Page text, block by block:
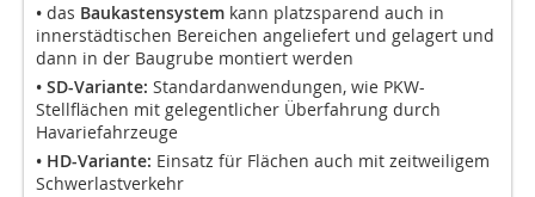
• das Baukastensystem kann platzsparend auch in
innerstädtischen Bereichen angeliefert und gelagert und
dann in der Baugrube montiert werden
• SD-Variante: Standardanwendungen, wie PKW-
Stellflächen mit gelegentlicher Überfahrung durch
Havariefahrzeuge
• HD-Variante: Einsatz für Flächen auch mit zeitweiligem
Schwerlastverkehr